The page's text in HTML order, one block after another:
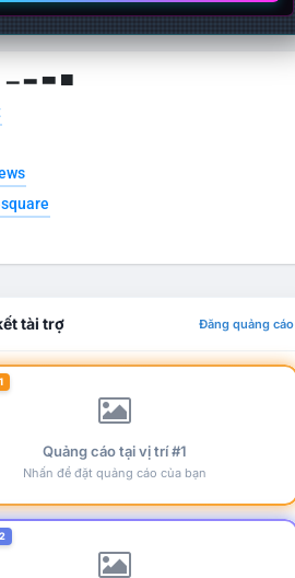
▁ ▂ ▃ ▄
tài trợ Đăng quảng cáo
Quảng cáo tại vị trí #1
Nhấn để đặt quảng cáo của bạn